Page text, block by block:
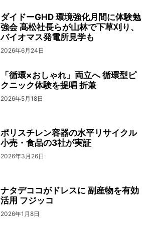
ダイドーGHD 環境強化月間に体験勉
強会 髙松社長らが山林で下草刈り、
バイオマス発電所見学も
2026年6月24日
「循環×おしゃれ」両立へ 循環型ピ
クニック体験を提唱 折兼
2026年5月18日
ポリスチレン容器の水平リサイクル
小売・食品の3社が実証
2026年3月26日
ナタデココがドレスに 副産物を有効
活用 フジッコ
2026年1月8日